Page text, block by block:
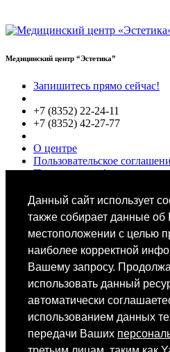
Данный сайт использует
также собирает данные об
местоположении с целью
наиболее корректной
Вашему запросу.
использовать данный
автоматически
использованием данных
передачи Ваших
Медицинский центр “Эстетика”
Запишитесь прямо сейчас!
+7 (8352) 22-24-11
+7 (8352) 42-27-77
О центре
Пользовательское
Политики
Специалисты
Выбор звезд
Мобильное